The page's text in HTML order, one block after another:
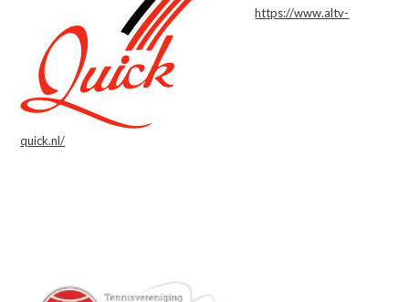
https://www.altv-
quick.nl/